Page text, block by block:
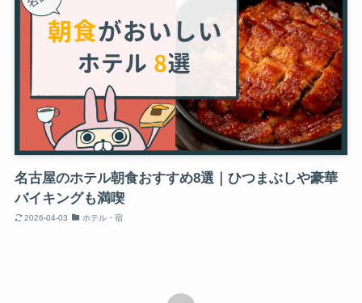
名古屋のホテル朝食おすすめ8選｜ひつまぶしや豪華
バイキングも満喫
2026-04-03 ホテル・宿